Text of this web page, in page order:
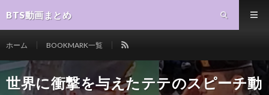
BTS動画まとめ
ホーム BOOKMARK一覧
世界に衝撃を与えたテテのスピーチ動